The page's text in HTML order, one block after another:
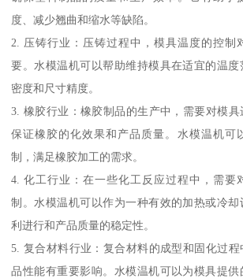
度、减少翘曲和缩水等缺陷。
2. 压铸行业：压铸过程中，模具温度的控制
要。水模温机可以帮助维持模具在适宜的温
密度和尺寸精度。
3. 橡胶行业：橡胶制品的生产中，需要对模
保证橡胶的化效果和产品质量。水模温机可
制，满足橡胶加工的需求。
4. 化工行业：在一些化工反应过程中，需要
制。水模温机可以作为一种有效的加热或冷
利进行和产品质量的稳定性。
5. 复合材料行业：复合材料的成型和固化过
品性能有重要影响。水模温机可以为模具提供